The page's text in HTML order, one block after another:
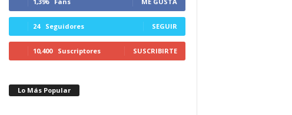
24 Seguidores SEGUIR
10,400 Suscriptores SUSCRIBIRTE
Lo Más Popular